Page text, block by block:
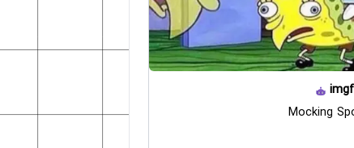
Mocking